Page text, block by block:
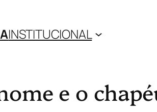
INSTITUCIONAL
e o